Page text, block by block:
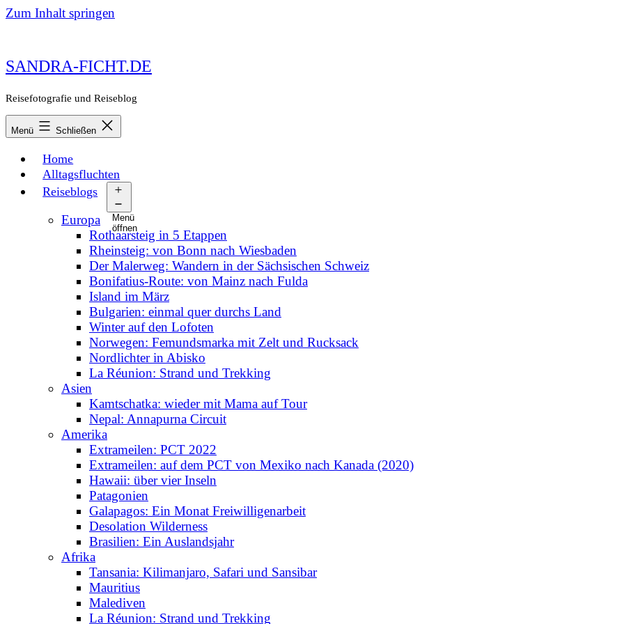
Zum Inhalt springen
SANDRA-FICHT.DE
Reisefotografie und Reiseblog
Menü Schließen
Home
Alltagsfluchten
Reiseblogs
Menü
öffnen
Europa
Rothaarsteig in 5 Etappen
Rheinsteig: von Bonn nach Wiesbaden
Der Malerweg: Wandern in der Sächsischen Schweiz
Bonifatius-Route: von Mainz nach Fulda
Island im März
Bulgarien: einmal quer durchs Land
Winter auf den Lofoten
Norwegen: Femundsmarka mit Zelt und Rucksack
Nordlichter in Abisko
La Réunion: Strand und Trekking
Asien
Kamtschatka: wieder mit Mama auf Tour
Nepal: Annapurna Circuit
Amerika
Extrameilen: PCT 2022
Extrameilen: auf dem PCT von Mexiko nach Kanada (2020)
Hawaii: über vier Inseln
Patagonien
Galapagos: Ein Monat Freiwilligenarbeit
Desolation Wilderness
Brasilien: Ein Auslandsjahr
Afrika
Tansania: Kilimanjaro, Safari und Sansibar
Mauritius
Malediven
La Réunion: Strand und Trekking